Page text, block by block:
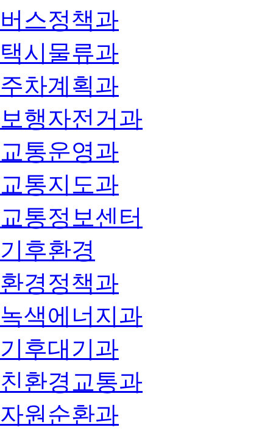
버스정책과
택시물류과
주차계획과
보행자전거과
교통운영과
교통지도과
교통정보센터
기후환경
환경정책과
녹색에너지과
기후대기과
친환경교통과
자원순환과